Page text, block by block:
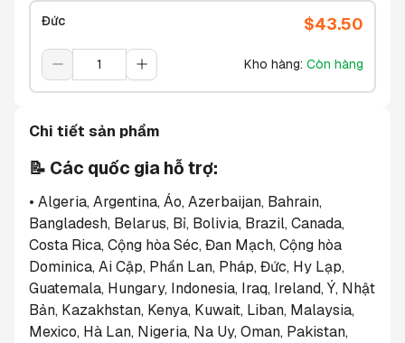
Đức $43.50
Kho hàng: Còn hàng
Chi tiết sản phẩm
📝 Các quốc gia hỗ trợ:
• Algeria, Argentina, Áo, Azerbaijan, Bahrain,
Bangladesh, Belarus, Bỉ, Bolivia, Brazil, Canada,
Costa Rica, Cộng hòa Séc, Đan Mạch, Cộng hòa
Dominica, Ai Cập, Phần Lan, Pháp, Đức, Hy Lạp,
Guatemala, Hungary, Indonesia, Iraq, Ireland, Ý, Nhật
Bản, Kazakhstan, Kenya, Kuwait, Liban, Malaysia,
Mexico, Hà Lan, Nigeria, Na Uy, Oman, Pakistan,